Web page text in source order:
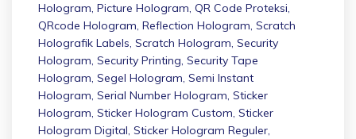
Hologram, Picture Hologram, QR Code Proteksi,
QRcode Hologram, Reflection Hologram, Scratch
Holografik Labels, Scratch Hologram, Security
Hologram, Security Printing, Security Tape
Hologram, Segel Hologram, Semi Instant
Hologram, Serial Number Hologram, Sticker
Hologram, Sticker Hologram Custom, Sticker
Hologram Digital, Sticker Hologram Reguler,